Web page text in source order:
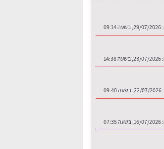
29/07/2026, בשעה 09:14
23/07/2026, בשעה 14:38
22/07/2026, בשעה 09:40
16/07/2026, בשעה 07:35